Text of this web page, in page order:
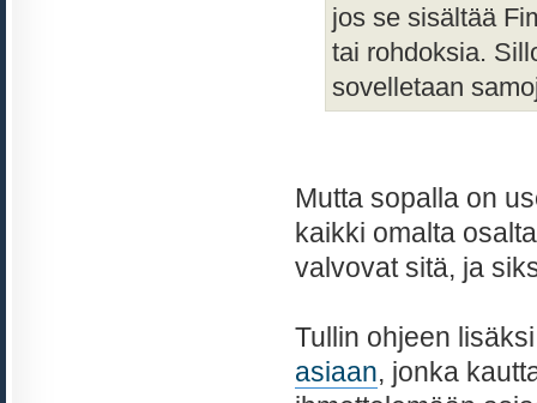
jos se sisältää
tai rohdoksia.
sovelletaan
Mutta sopalla on
kaikki omalta
valvovat sitä, ja
Tullin ohjeen
asiaan, jonka